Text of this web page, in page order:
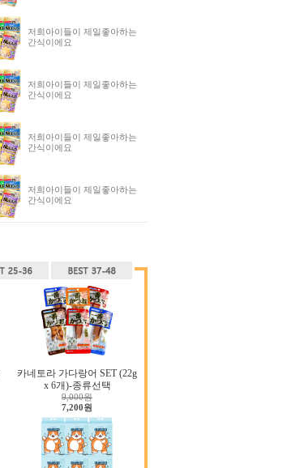
저희아이들이 제일좋아하는
간식이에요
저희아이들이 제일좋아하는
간식이에요
저희아이들이 제일좋아하는
간식이에요
저희아이들이 제일좋아하는
간식이에요
카네토라 가다랑어 SET (22g
x 6개)-종류선택
9,000원
7,200원